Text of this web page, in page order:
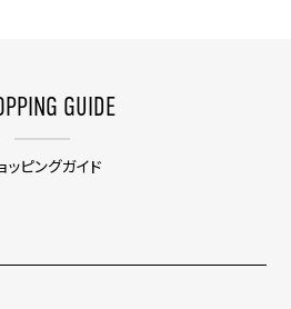
GUIDE
ッピングガイド